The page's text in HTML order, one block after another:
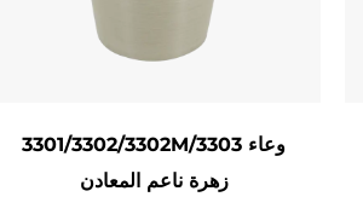
- تفكك الرماديات الصامتة ، ونغمات
بالحياة والترتيبات الناجحة. متوفر
الاستدامة والتخصيص
3301/3302/3302M/3303 وعاء
زهرة ناعم المعادن